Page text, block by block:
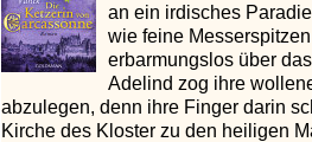
an ein irdisches
wie feine
erbarmungslos über
Adelind zog ihre
abzulegen, denn ihre Finger darin
Kirche des Kloster zu den heiligen